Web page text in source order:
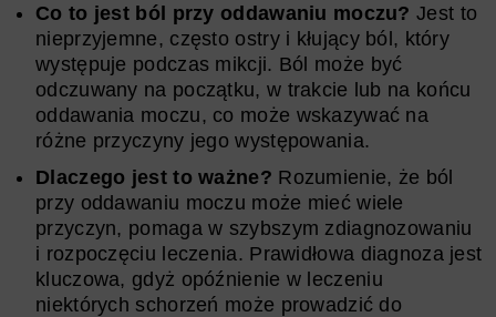
Co to jest ból przy oddawaniu moczu? Jest to
nieprzyjemne, często ostry i kłujący ból, który
występuje podczas mikcji. Ból może być
odczuwany na początku, w trakcie lub na końcu
oddawania moczu, co może wskazywać na
różne przyczyny jego występowania.
Dlaczego jest to ważne? Rozumienie, że ból
przy oddawaniu moczu może mieć wiele
przyczyn, pomaga w szybszym zdiagnozowaniu
i rozpoczęciu leczenia. Prawidłowa diagnoza jest
kluczowa, gdyż opóźnienie w leczeniu
niektórych schorzeń może prowadzić do